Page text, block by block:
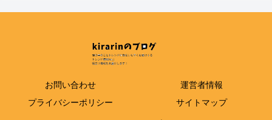
お問い合わせ
運営者情報
プライバシーポリシー
サイトマップ